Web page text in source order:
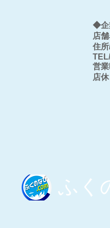
◆企
店
住
営
店
ふく